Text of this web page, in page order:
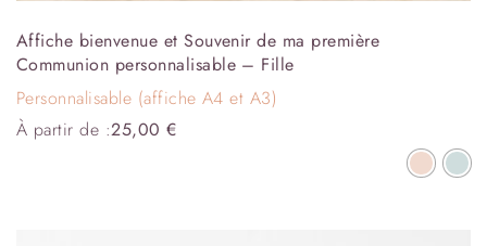
Affiche bienvenue et Souvenir de ma première
Communion personnalisable – Fille
Personnalisable (affiche A4 et A3)
À partir de :25,00€